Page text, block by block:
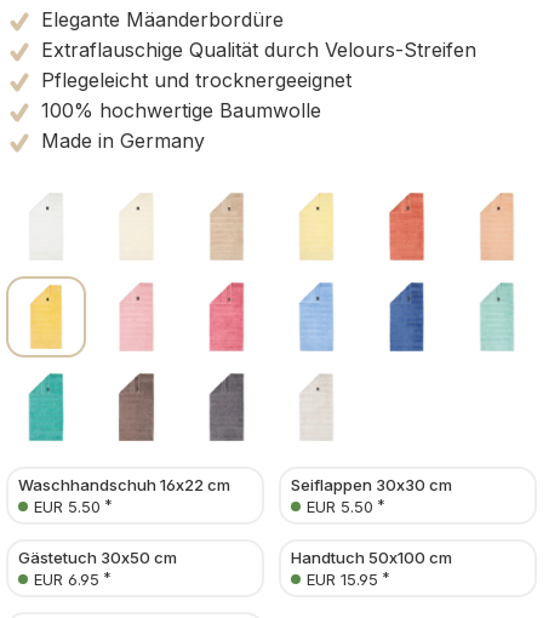
Elegante Mäanderbordüre
Extraflauschige Qualität durch Velours-Streifen
Pflegeleicht und trocknergeeignet
100% hochwertige Baumwolle
Made in Germany
Waschhandschuh 16x22 cm
EUR 5.50 *
Seiflappen 30x30 cm
EUR 5.50 *
Gästetuch 30x50 cm
EUR 6.95 *
Handtuch 50x100 cm
EUR 15.95 *